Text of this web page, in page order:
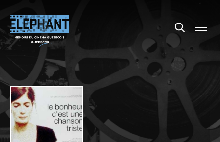
Menu
Explorer le répertoire
Projections
Entrevues
Nouvelles
À propos
Dossiers